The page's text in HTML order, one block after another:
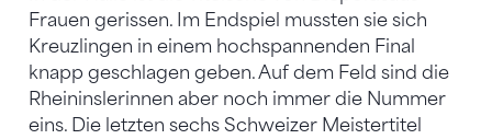
Frauen gerissen. Im Endspiel mussten sie sich
Kreuzlingen in einem hochspannenden Final
knapp geschlagen geben. Auf dem Feld sind die
Rheininslerinnen aber noch immer die Nummer
eins. Die letzten sechs Schweizer Meistertitel